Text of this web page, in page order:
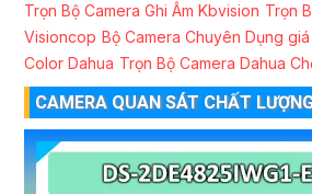
Trọn Bộ Camera Ghi Âm Kbvision Trọn
Visioncop Bộ Camera Chuyên Dụng
Color Dahua Trọn Bộ Camera Dahua
CAMERA QUAN SÁT CHẤT